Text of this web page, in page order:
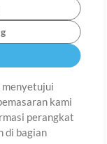
menyetujui
kami
perangkat
di bagian
Privasi
Preferensi
Cipta Dilindungi